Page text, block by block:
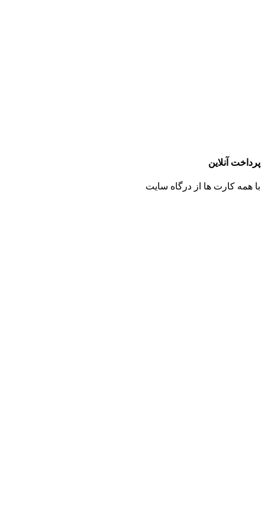
پرداخت آنلاین
با همه کارت ها از درگاه سایت